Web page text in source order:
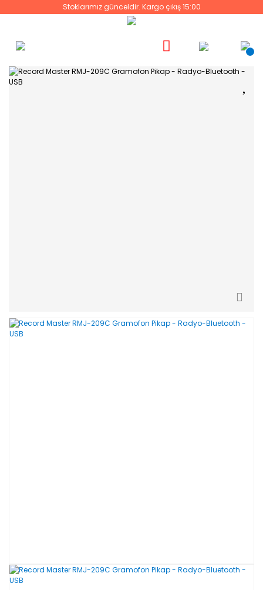
Stoklarımız günceldir. Kargo çıkış 15:00